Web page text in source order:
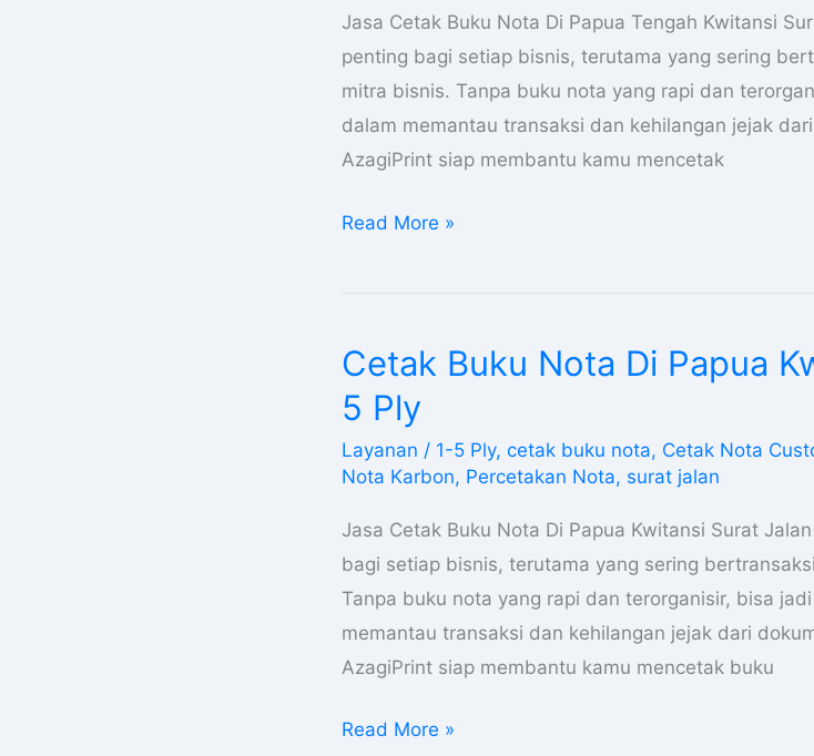
Jasa Cetak Buku Nota Di Papua Tengah Kwitansi
penting bagi setiap bisnis, terutama yang sering
mitra bisnis. Tanpa buku nota yang rapi dan
dalam memantau transaksi dan kehilangan jejak
AzagiPrint siap membantu kamu mencetak
Tengah
Kwitansi
Surat
Jalan
1-
Ply
Read More »
Cetak Buku Nota Di Papua
5 Ply
Layanan / 1-5 Ply, cetak buku nota, Cetak Nota
Nota Karbon, Percetakan Nota, surat jalan
Jasa Cetak Buku Nota Di Papua Kwitansi Surat
bagi setiap bisnis, terutama yang sering
Tanpa buku nota yang rapi dan terorganisir, bisa
memantau transaksi dan kehilangan jejak dari
AzagiPrint siap membantu kamu mencetak buku
Cetak
Buku
Nota
Di
Kwitansi
Surat
Jalan
1-
5
Read More »